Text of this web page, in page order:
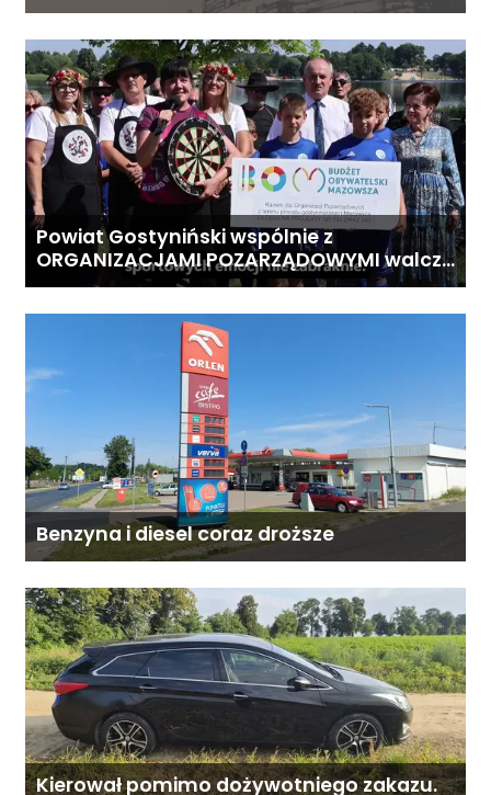
Powiat Gostyniński wspólnie z
ORGANIZACJAMI POZARZĄDOWYMI walczą
o środki z Budżetu Obywatelskiego
Benzyna i diesel coraz droższe
Kierował pomimo dożywotniego zakazu.